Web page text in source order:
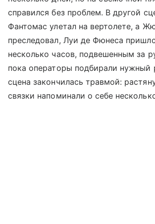
справился без проблем. В другой
Фантомас улетал на вертолете, а
преследовал, Луи де Фюнеса
несколько часов, подвешенным за
пока операторы подбирали нужный
сцена закончилась травмой:
связки напоминали о себе